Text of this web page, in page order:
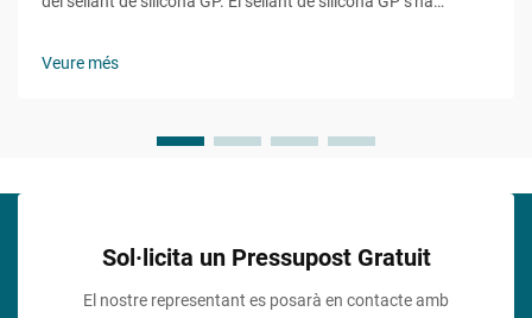
Veure més
Sol·licita un Pressupost Gratuit
El nostre representant es posarà en contacte amb